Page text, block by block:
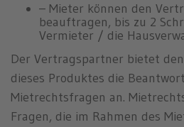
– Mieter können den
beauftragen, bis zu 2
Vermieter / die
Der Vertragspartner bietet
dieses Produktes die
Mietrechtsfragen an.
Fragen, die im Rahmen des